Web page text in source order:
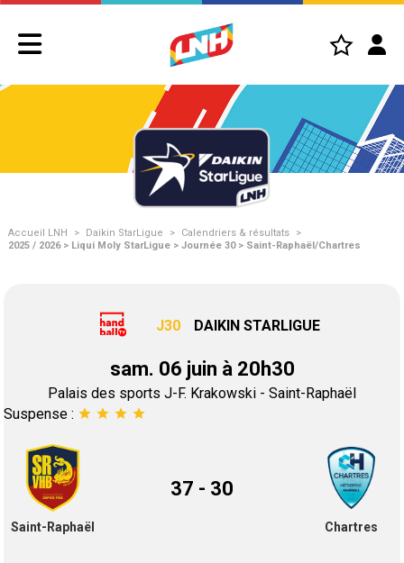
Accueil LNH > Daikin StarLigue > Calendriers & résultats
>
2025 / 2026 > Liqui Moly StarLigue > Journée 30 > Saint-Raphaël/Chartres
J30 DAIKIN STARLIGUE
sam. 06 juin à 20h30
Palais des sports J-F. Krakowski - Saint-Raphaël
Suspense : star star star star
Saint-Raphaël
37 - 30
Chartres